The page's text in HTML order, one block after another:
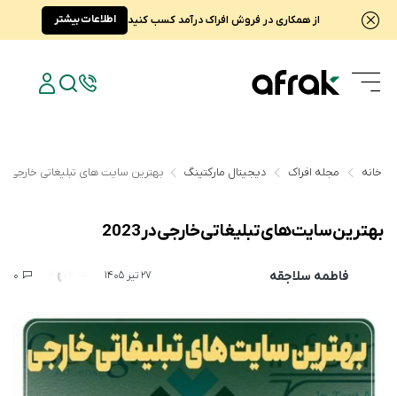
از همکاری در فروش افراک درآمد کسب کنید اطلاعات بیشتر
خانه مجله افراک دیجیتال مارکتینگ بهترین سایت های تبلیغاتی خارجی در
بهترین سایت های تبلیغاتی خارجی در 2023
فاطمه سلاجقه 27 تیر 1405